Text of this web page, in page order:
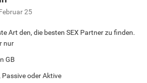
25
Art den, die besten SEX Partner zu finden.
nur
GB
oder Aktive